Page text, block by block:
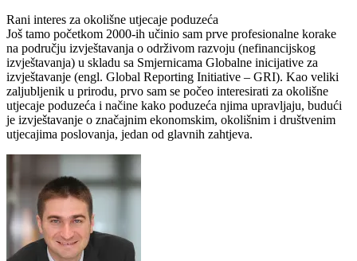
Rani interes za okolišne utjecaje poduzeća
Još tamo početkom 2000-ih učinio sam prve profesionalne korake
na području izvještavanja o održivom razvoju (nefinancijskog
izvještavanja) u skladu sa Smjernicama Globalne inicijative za
izvještavanje (engl. Global Reporting Initiative – GRI). Kao veliki
zaljubljenik u prirodu, prvo sam se počeo interesirati za okolišne
utjecaje poduzeća i načine kako poduzeća njima upravljaju, budući
je izvještavanje o značajnim ekonomskim, okolišnim i društvenim
utjecajima poslovanja, jedan od glavnih zahtjeva.